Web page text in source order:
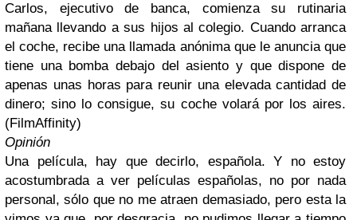
Carlos, ejecutivo de banca, comienza su rutinaria
mañana llevando a sus hijos al colegio. Cuando arranca
el coche, recibe una llamada anónima que le anuncia que
tiene una bomba debajo del asiento y que dispone de
apenas unas horas para reunir una elevada cantidad de
dinero; sino lo consigue, su coche volará por los aires.
(FilmAffinity)
Opinión
Una película, hay que decirlo, española. Y no estoy
acostumbrada a ver películas españolas, no por nada
personal, sólo que no me atraen demasiado, pero esta la